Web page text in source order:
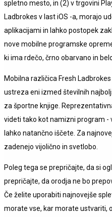
spletno mesto, in (2) v trgovini
Ladbrokes v last iOS -a, morajo
aplikacijami in lahko postopek
nove mobilne programske
ki ima rdečo, črno obarvano in
Mobilna različica Fresh
ustreza eni izmed številnih
za športne knjige.
videti tako kot namizni program
lahko natančno iščete. Za
zadenejo vijolično in svetlobo.
Poleg tega se prepričajte, da si
prepričajte, da orodja ne bo
Če želite uporabiti najnovejše
morate vse, kar morate ustvariti,